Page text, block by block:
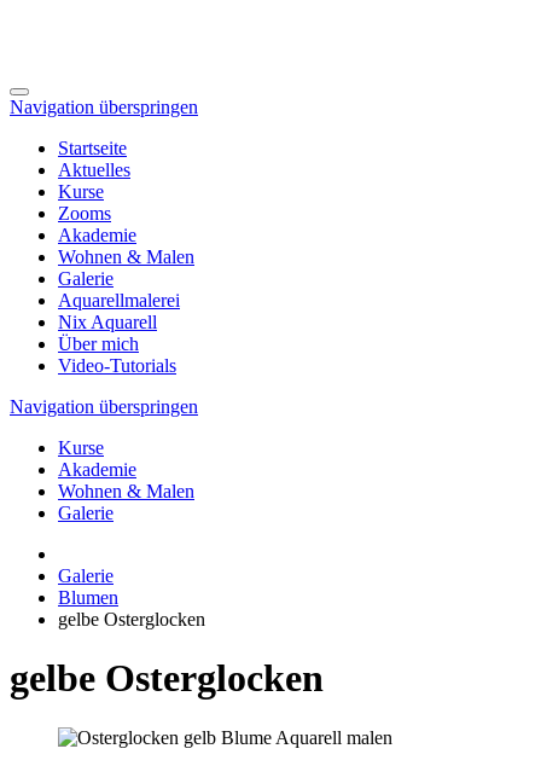
Navigation überspringen
Startseite
Aktuelles
Kurse
Zooms
Akademie
Wohnen & Malen
Galerie
Aquarellmalerei
Nix Aquarell
Über mich
Video-Tutorials
Navigation überspringen
Kurse
Akademie
Wohnen & Malen
Galerie
Galerie
Blumen
gelbe Osterglocken
gelbe Osterglocken